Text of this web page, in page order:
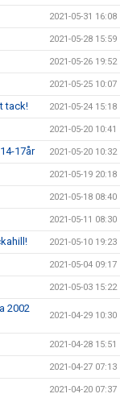
2021-05-31 16:08
2021-05-28 15:59
2021-05-26 19:52
2021-05-25 10:07
tack! 2021-05-24 15:18
2021-05-20 10:41
17år 2021-05-20 10:32
2021-05-19 20:18
2021-05-18 08:40
2021-05-11 08:30
2021-05-10 19:23
2021-05-04 09:17
2021-05-03 15:22
2002
2021-04-29 10:30
2021-04-28 15:51
2021-04-27 07:13
2021-04-20 07:37